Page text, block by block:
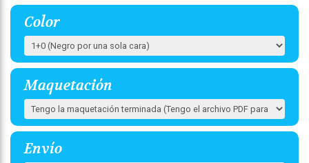
Color
Maquetación
Envío